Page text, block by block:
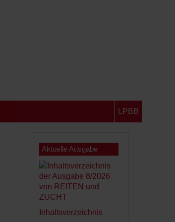
LPBB
Aktuelle Ausgabe
Inhaltsverzeichnis